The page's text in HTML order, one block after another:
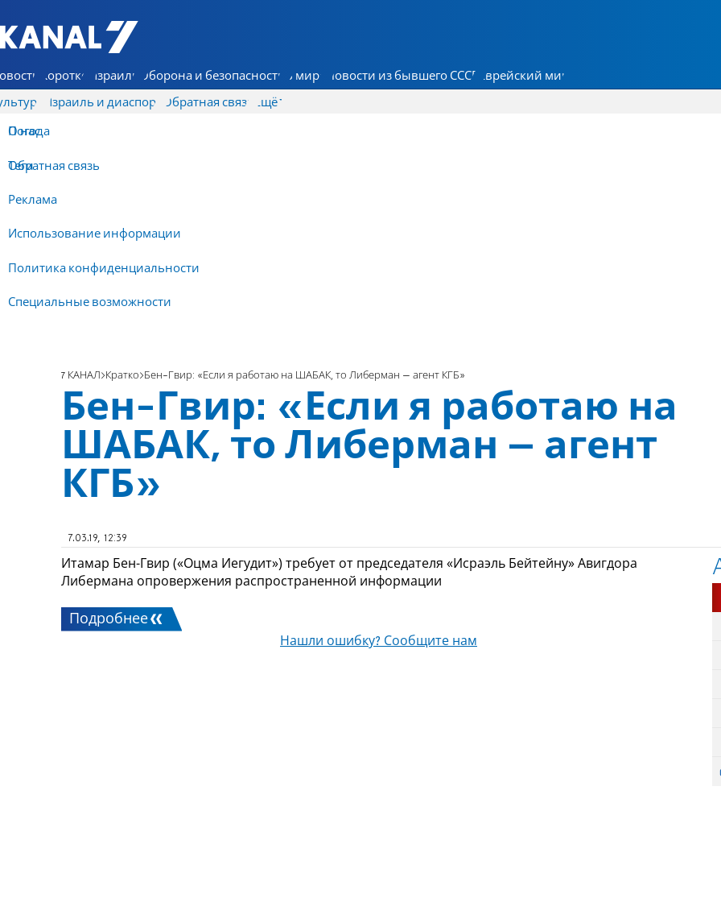
7 КАНАЛ - Аруц Шева
Коротко Израиль Оборона и безопасность В мире Новости из бывшего СССР Еврейский мир
Израиль и диаспора Обратная связь
О нас
Обратная связь
Реклама
Использование информации
Политика конфиденциальности
Специальные возможности
Ещё
Погода
Теги
7 КАНАЛ Кратко Бен-Гвир: «Если я работаю на ШАБАК, то Либерман – агент КГБ»
Бен-Гвир: «Если я работаю на
ШАБАК, то Либерман – агент
КГБ»
7.03.19, 12:39
Итамар Бен-Гвир («Оцма Иегудит») требует от председателя «Исраэль Бейтейну» Авигдора
Либермана опровержения распространенной информации
Подробнее
Нашли ошибку? Сообщите нам